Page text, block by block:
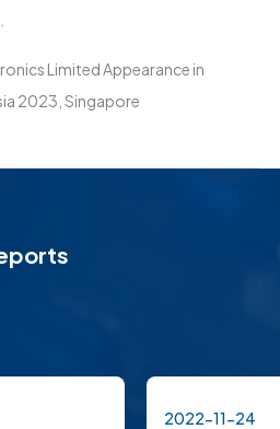
Limited Appearance in
2023, Singapore
2022-11-24